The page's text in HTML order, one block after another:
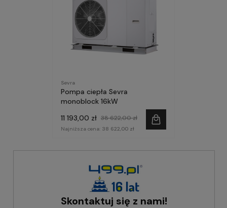
Sevra
Pompa ciepła Sevra
monoblock 16kW
11 193,00 zł 38 622,00 zł
Najniższa cena: 38 622,00 zł
Skontaktuj się z nami!